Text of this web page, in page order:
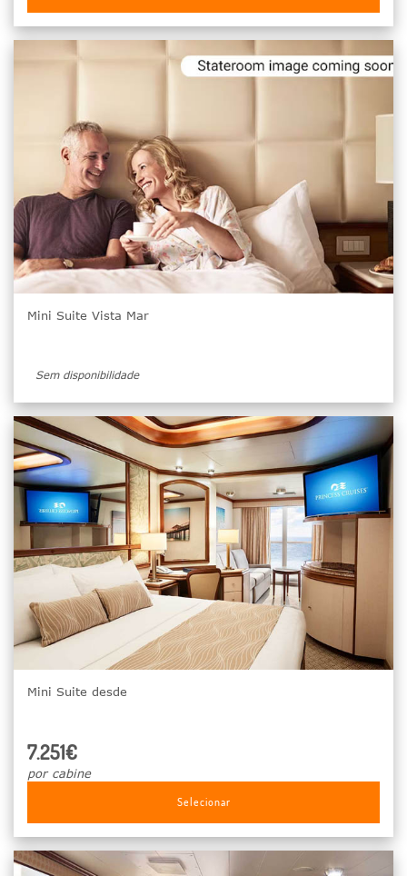
Mini Suite Vista Mar
Sem disponibilidade
Mini Suite desde
7.251€
por cabine
Selecionar